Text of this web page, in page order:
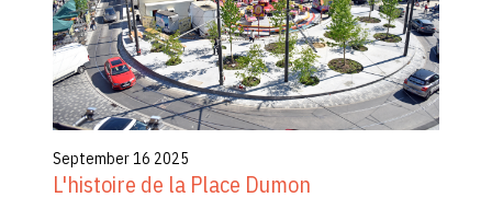
September 16 2025
L'histoire de la Place Dumon